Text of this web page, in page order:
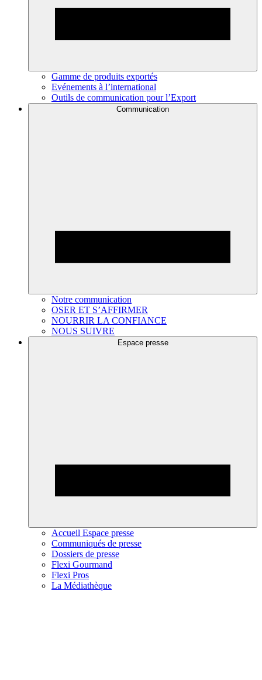
Gamme de produits exportés
Evénements à l’international
Outils de communication pour l’Export
Communication
Notre communication
OSER ET S’AFFIRMER
NOURRIR LA CONFIANCE
NOUS SUIVRE
Espace presse
Accueil Espace presse
Communiqués de presse
Dossiers de presse
Flexi Gourmand
Flexi Pros
La Médiathèque